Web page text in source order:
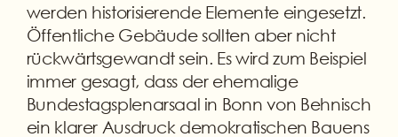
werden historisierende Elemente eingesetzt.
Öffentliche Gebäude sollten aber nicht
rückwärtsgewandt sein. Es wird zum Beispiel
immer gesagt, dass der ehemalige
Bundestagsplenarsaal in Bonn von Behnisch
ein klarer Ausdruck demokratischen Bauens